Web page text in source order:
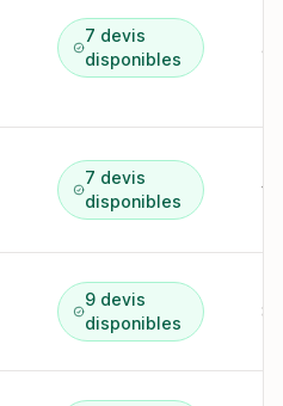
7 devis
disponibles
7 devis
disponibles
9 devis
disponibles
8